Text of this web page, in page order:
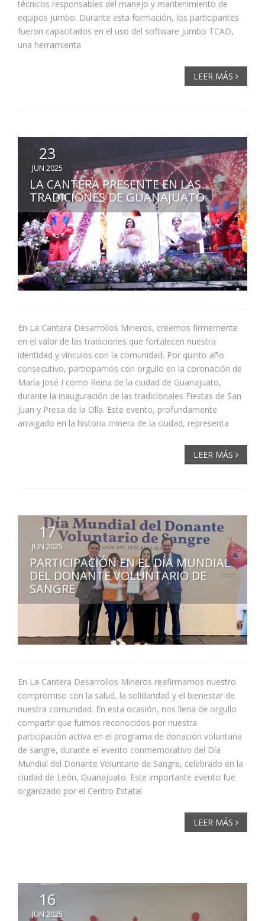
técnicos responsables del manejo y mantenimiento de
equipos jumbo. Durante esta formación, los participantes
fueron capacitados en el uso del software Jumbo TCAD,
una herramienta
LEER MÁS
23
JUN 2025
LA CANTERA PRESENTE EN LAS
TRADICIONES DE GUANAJUATO
En La Cantera Desarrollos Mineros, creemos firmemente
en el valor de las tradiciones que fortalecen nuestra
identidad y vínculos con la comunidad. Por quinto año
consecutivo, participamos con orgullo en la coronación de
María José I como Reina de la ciudad de Guanajuato,
durante la inauguración de las tradicionales Fiestas de San
Juan y Presa de la Olla. Este evento, profundamente
arraigado en la historia minera de la ciudad, representa
LEER MÁS
17
JUN 2025
PARTICIPACIÓN EN EL DÍA MUNDIAL
DEL DONANTE VOLUNTARIO DE
SANGRE
En La Cantera Desarrollos Mineros reafirmamos nuestro
compromiso con la salud, la solidaridad y el bienestar de
nuestra comunidad. En esta ocasión, nos llena de orgullo
compartir que fuimos reconocidos por nuestra
participación activa en el programa de donación voluntaria
de sangre, durante el evento conmemorativo del Día
Mundial del Donante Voluntario de Sangre, celebrado en la
ciudad de León, Guanajuato. Este importante evento fue
organizado por el Centro Estatal
LEER MÁS
16
JUN 2025